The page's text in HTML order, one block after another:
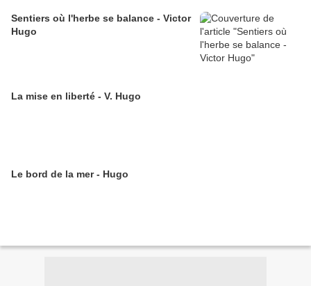
Sentiers où l'herbe se balance - Victor
Hugo
La mise en liberté - V. Hugo
Le bord de la mer - Hugo